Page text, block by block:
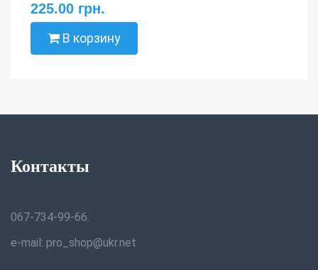
225.00 грн.
В корзину
Контакты
067-734-99-66.
e-mail: pro_shop@ukr.net